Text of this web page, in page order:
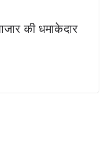
की धमाकेदार